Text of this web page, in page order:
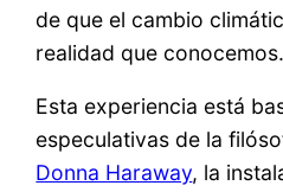
de que el cambio
realidad que conocemos.
Esta experiencia está
especulativas de la
Donna Haraway, la